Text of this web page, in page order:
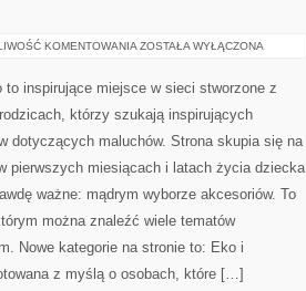
KOMENTOWANIA CHUSTY
ZOSTAŁA WYŁĄCZONA
to inspirujące miejsce w sieci stworzone z
którzy szukają inspirujących
dotyczących maluchów. Strona skupia się na
pierwszych miesiącach i latach życia dziecka
ważne: mądrym wyborze akcesoriów. To
można znaleźć wiele tematów
Nowe kategorie na stronie to: Eko i
z myślą o osobach, które […]